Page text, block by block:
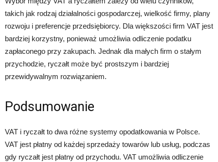
takich jak rodzaj działalności gospodarczej, wielkość firmy, plany
rozwoju i preferencje przedsiębiorcy. Dla większości firm VAT jest
bardziej korzystny, ponieważ umożliwia odliczenie podatku
zapłaconego przy zakupach. Jednak dla małych firm o stałym
przychodzie, ryczałt może być prostszym i bardziej
przewidywalnym rozwiązaniem.
Podsumowanie
VAT i ryczałt to dwa różne systemy opodatkowania w Polsce.
VAT jest płatny od każdej sprzedaży towarów lub usług, podczas
gdy ryczałt jest płatny od przychodu. VAT umożliwia odliczenie